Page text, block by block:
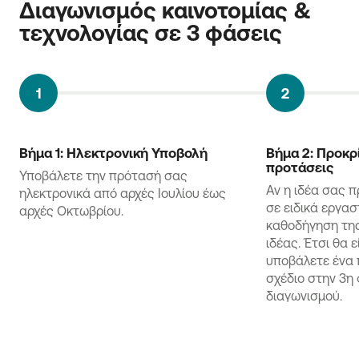
Διαγωνισμός καινοτομίας &
τεχνολογίας σε 3 φάσεις
Βήμα 1: Ηλεκτρονική Υποβολή
Υποβάλετε την πρότασή σας
ηλεκτρονικά από αρχές Ιουλίου έως
αρχές Οκτωβρίου.
Βήμα 2:
προτάσεις
Αν η ιδέα σας
σε ειδικά
καθοδήγηση
ιδέας. Έτσι θα
υποβάλετε ένα
σχέδιο στην
διαγωνισμού.